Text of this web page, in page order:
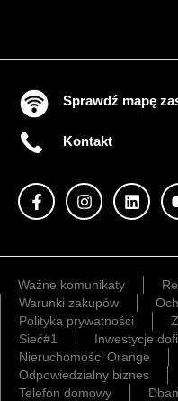
Sprawdź mapę
Kontakt
Ważne komunikaty
Warunki zakupów
Polityka prywatności
Sieć#1
Inwestycje
Nieruchomości Orange
Odpowiedzialny biznes
Telefon domowy